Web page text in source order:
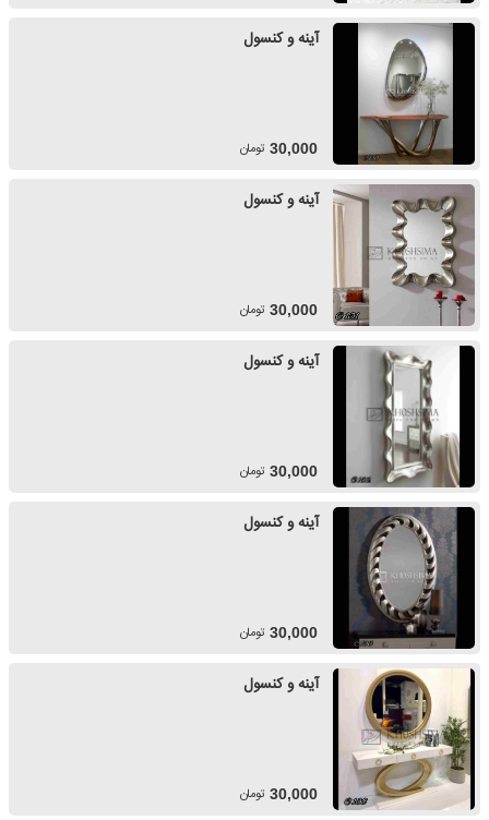
آینه و کنسول
30,000 تومان
آینه و کنسول
30,000 تومان
آینه و کنسول
30,000 تومان
آینه و کنسول
30,000 تومان
آینه و کنسول
30,000 تومان